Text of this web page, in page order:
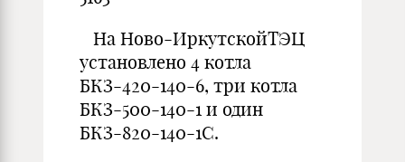
На Ново-ИркутскойТЭЦ
установлено 4 котла
БКЗ-420-140-6, три котла
БКЗ-500-140-1 и один
БКЗ-820-140-1С.